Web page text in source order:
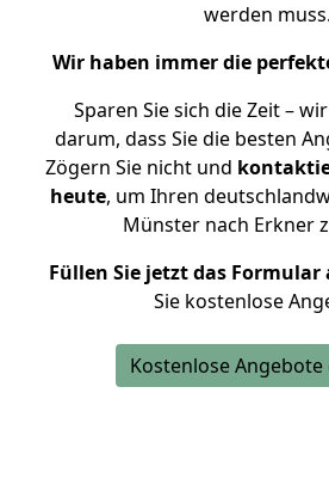
werden muss.
Wir haben immer die
Sparen Sie sich die Zeit –
darum, dass Sie die besten
Zögern Sie nicht und
heute, um Ihren
Münster nach Erkner
Füllen Sie jetzt das Formular
Sie kostenlose
Kostenlose